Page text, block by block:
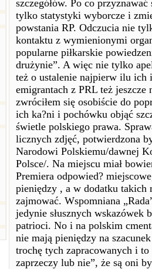
szczegółów. Po co
tylko statystyki wyborcze i
powstania RP. Odczucia nie
kontaktu z wymienionymi
popularne piłkarskie
drużynie”. A więc nie tylko
też o ustalenie najpierw ilu
emigrantach z PRL też
zwróciłem się osobiście do
ich ka?ni i pochówku objąć
świetle polskiego prawa.
licznych zdjęć, potwierdzona
Narodowi Polskiemu/dawnej
Polsce/. Na miejscu miał
Premiera odpowied?
pieniędzy , a w dodatku
zajmować. Wspomniana
jedynie słusznych wskazówek
patrioci. No i na polskim
nie mają pieniędzy na
trochę tych zapracowanych i
zaprzeczy lub nie”, że są oni